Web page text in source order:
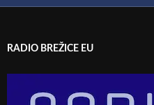
RADIO BREŽICE EU